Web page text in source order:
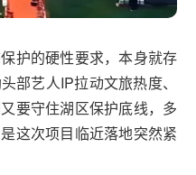
护的硬性要求，本身就存
部艺人IP拉动文旅热度、
要守住湖区保护底线，多
这次项目临近落地突然紧